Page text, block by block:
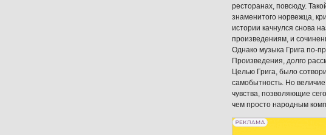
ресторанах, повсюду.
знаменитого норвежца,
истории качнулся снова
произведениям, и
Однако музыка Грига по-
Произведения, долго
Целью Грига, было
самобытность. Но
чувства, позволяющие
чем просто народным